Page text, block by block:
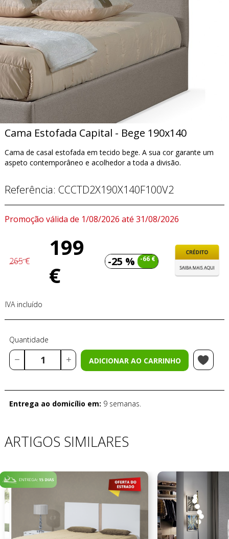
Cama Estofada Capital - Bege 190x140
Cama de casal estofada em tecido bege. A sua cor garante um
aspeto contemporâneo e acolhedor a toda a divisão.
Referência: CCCTD2X190X140F100V2
Promoção válida de 1/08/2026 até 31/08/2026
265 €
199
€
-25 % -66 €
IVA incluído
Quantidade
ADICIONAR AO CARRINHO
Entrega ao domicílio em: 9 semanas.
ARTIGOS SIMILARES